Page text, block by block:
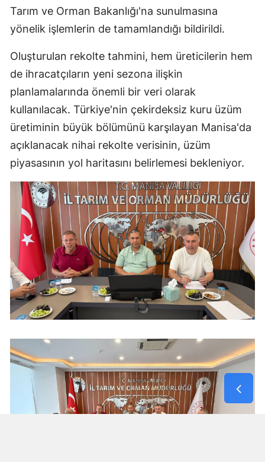
Tarım ve Orman Bakanlığı'na sunulmasına
yönelik işlemlerin de tamamlandığı bildirildi.
Oluşturulan rekolte tahmini, hem üreticilerin hem
de ihracatçıların yeni sezona ilişkin
planlamalarında önemli bir veri olarak
kullanılacak. Türkiye'nin çekirdeksiz kuru üzüm
üretiminin büyük bölümünü karşılayan Manisa'da
açıklanacak nihai rekolte verisinin, üzüm
piyasasının yol haritasını belirlemesi bekleniyor.